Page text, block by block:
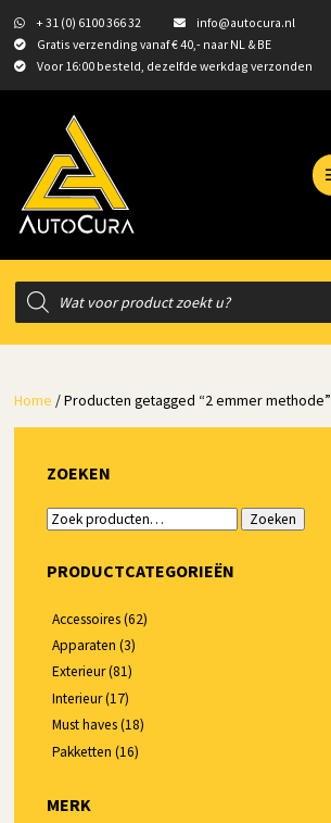
+ 31 (0) 6100 366 32
info@autocura.nl
Gratis verzending vanaf € 40,- naar NL & BE
Voor 16:00 besteld, dezelfde werkdag verzonden
Producten
zoeken
Home / Producten getagged “2 emmer methode”
ZOEKEN
Zoeken
Zoeken
PRODUCTCATEGORIEËN
Accessoires (62)
Apparaten (3)
Exterieur(81)
Interieur(17)
Must haves (18)
Pakketten (16)
MERK